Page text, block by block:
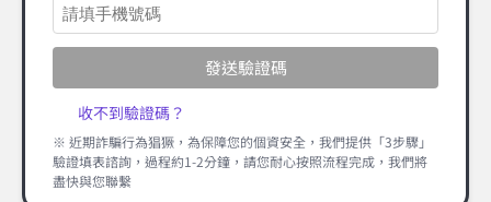
發送驗證碼
收不到驗證碼？
※ 近期詐騙行為猖獗，為保障您的個資安全，我們提供「3步驟」
驗證填表諮詢，過程約1-2分鐘，請您耐心按照流程完成，我們將
盡快與您聯繫